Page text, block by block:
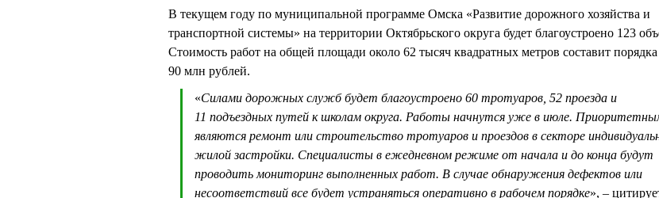
В текущем году по муниципальной программе Омска «Развитие дорожного хозяйства и
транспортной системы» на территории Октябрьского округа будет благоустроено 123
Стоимость работ на общей площади около 62 тысяч квадратных метров составит порядка
90 млн рублей.
«Силами дорожных служб будет благоустроено 60 тротуаров, 52 проезда и
11 подъездных путей к школам округа. Работы начнутся уже в июле.
являются ремонт или строительство тротуаров и проездов в секторе
жилой застройки. Специалисты в ежедневном режиме от начала и до конца будут
проводить мониторинг выполненных работ. В случае обнаружения дефектов или
несоответствий все будет устраняться оперативно в рабочем порядке», –